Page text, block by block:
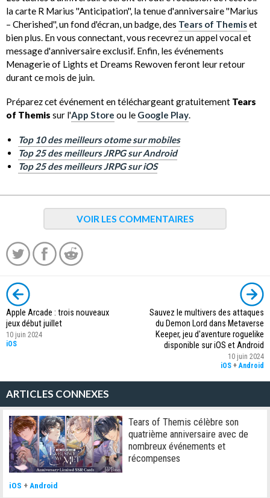
la carte R Marius ''Anticipation'', la tenue d'anniversaire ''Marius
– Cherished'', un fond d'écran, un badge, des Tears of Themiset
bien plus. En vous connectant, vous recevrez un appel vocal et
message d'anniversaire exclusif. Enfin, les événements
Menagerie of Lights et Dreams Rewoven feront leur retour
durant ce mois de juin.
Préparez cet événement en téléchargeant gratuitement Tears
of Themis sur l'App Store ou le Google Play.
Top 10 des meilleurs otome sur mobiles
Top 25 des meilleurs JRPG sur Android
Top 25 des meilleurs JRPG sur iOS
VOIR LES COMMENTAIRES
Apple Arcade : trois nouveaux
jeux début juillet
10 juin 2024
iOS
Sauvez le multivers des attaques
du Demon Lord dans Metaverse
Keeper, jeu d'aventure roguelike
disponible sur iOS et Android
10 juin 2024
iOS +Android
ARTICLES CONNEXES
Tears of Themis célèbre son
quatrième anniversaire avec de
nombreux événements et
récompenses
iOS +Android